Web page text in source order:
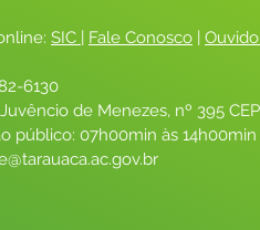
SIC | Fale Conosco |
6130
de Menezes, nº 395
público: 07h00min às 14h00min